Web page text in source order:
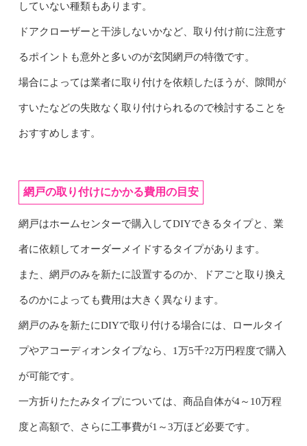
していない種類もあります。
ドアクローザーと干渉しないかなど、取り付け前に注意す
るポイントも意外と多いのが玄関網戸の特徴です。
場合によっては業者に取り付けを依頼したほうが、隙間が
すいたなどの失敗なく取り付けられるので検討することを
おすすめします。
網戸の取り付けにかかる費用の目安
網戸はホームセンターで購入してDIYできるタイプと、業
者に依頼してオーダーメイドするタイプがあります。
また、網戸のみを新たに設置するのか、ドアごと取り換え
るのかによっても費用は大きく異なります。
網戸のみを新たにDIYで取り付ける場合には、ロールタイ
プやアコーディオンタイプなら、1万5千?2万円程度で購入
が可能です。
一方折りたたみタイプについては、商品自体が4～10万程
度と高額で、さらに工事費が1～3万ほど必要です。